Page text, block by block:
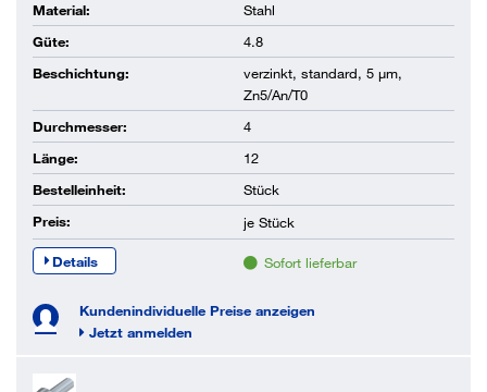
Material:
Stahl
Güte:
4.8
Beschichtung:
verzinkt, standard, 5 µm,
Zn5/An/T0
Durchmesser:
4
Länge:
12
Bestelleinheit:
Stück
Preis:
je Stück
Details Sofort lieferbar
Kundenindividuelle Preise anzeigen
Jetzt anmelden